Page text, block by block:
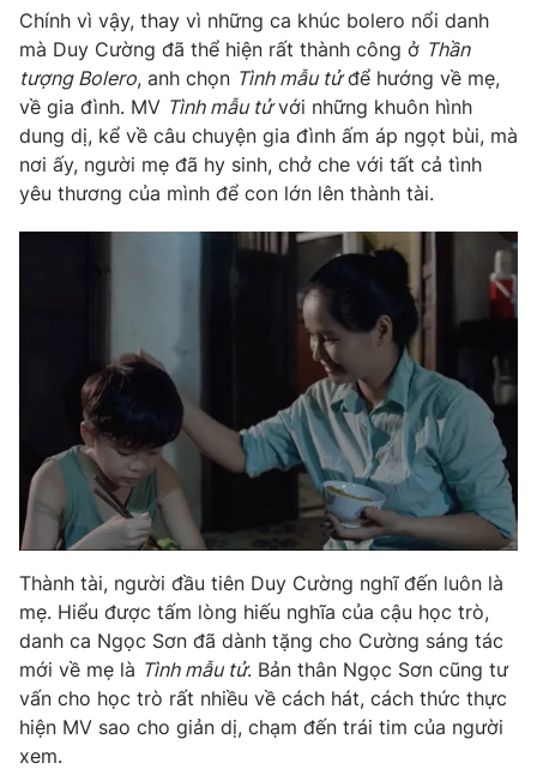
VTV Sức khoẻ Bất động sản
Thị trường 24h Tấm lòng Việt
VTV4 Vươn mình bằng AI
VTV8
Liên hệ tòa soạn English
THỜI BÁO VTV
Theo dõi báo trên
Cơ quan chủ quản:Đài Truyền hình Việt Nam
Cơ quan báo chí: Thời báo VTV
Giấy phép hoạt động báo in và báo điện tử số 483/GP-BTTTT
cấp ngày 29/12/2023
Chính vì vậy, thay vì những ca khúc bolero nổi danh
mà Duy Cường đã thể hiện rất thành công ở Thần
tượng Bolero, anh chọn Tình mẫu tửđể hướng về mẹ,
về gia đình. MV Tình mẫu tửvới những khuôn hình
dung dị, kể về câu chuyện gia đình ấm áp ngọt bùi, mà
nơi ấy, người mẹ đã hy sinh, chở che với tất cả tình
yêu thương của mình để con lớn lên thành tài.
Thành tài, người đầu tiên Duy Cường nghĩ đến luôn là
mẹ. Hiểu được tấm lòng hiếu nghĩa của cậu học trò,
danh ca Ngọc Sơn đã dành tặng cho Cường sáng tác
mới về mẹ là Tình mẫu tử. Bản thân Ngọc Sơn cũng tư
vấn cho học trò rất nhiều về cách hát, cách thức thực
hiện MV sao cho giản dị, chạm đến trái tim của người
xem.